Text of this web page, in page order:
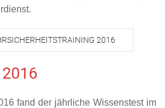
2016
fand der jährliche Wissenstest im